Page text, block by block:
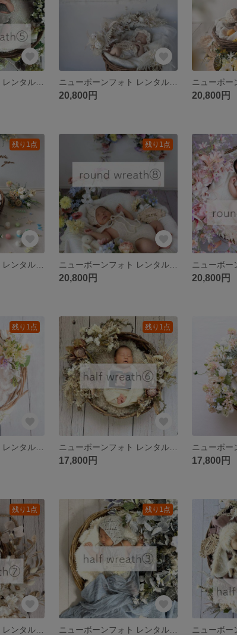
ニューボーンフォト レンタル｜ラウンドリース⑤ pure anthurium ニューボーンフォト レンタル｜ラウンドリース①antique white
20,800円 20,800円
残り1点
ニューボーンフォト レンタル｜【2026年期間限定】ラウンドリース⑨ whipped macaron
残り1点
ニューボーンフォト レンタル｜ラウンドリース⑧colorful fruits
20,800円 20,800円
残り1点
ニューボーンフォト レンタル｜【3〜5月期間限定】ハーフリース11 loving bunny
残り1点
ニューボーンフォト レンタル｜ハーフリース⑥【淡色がお好きなママへ】vintage brown
17,800円 17,800円
残り1点
ニューボーンフォト レンタル｜ハーフリース⑦ twinkle angel
残り1点
ニューボーンフォト レンタル｜ハーフリース③【涼しげで華やか】eggshell blue